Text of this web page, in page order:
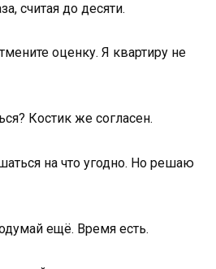
считая до десяти.
оценку. Я квартиру не
Костик же согласен.
на что угодно. Но решаю
ещё. Время есть.